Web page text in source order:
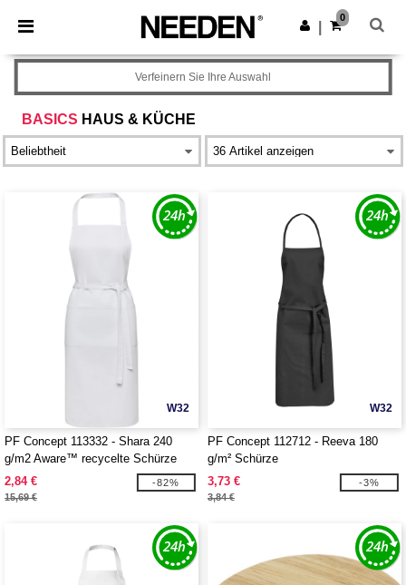
× Needen App
Bessere Preise in der App!
App holen
0
BASICS HAUS & KÜCHE
Verfeinern Sie Ihre Auswahl
W32
PF Concept 113332 - Shara 240
g/m2 Aware™ recycelte Schürze
2,84 €
15,69 €
-82%
W32
PF Concept 112712 - Reeva 180
g/m² Schürze
3,73 €
3,84 €
-3%